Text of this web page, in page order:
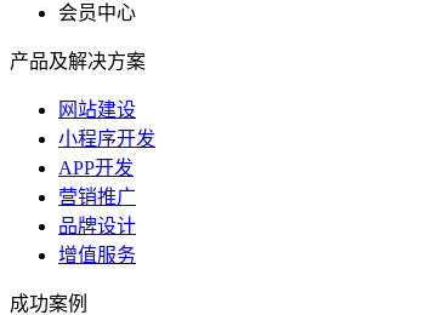
会员中心
产品及解决方案
网站建设
小程序开发
APP开发
营销推广
品牌设计
增值服务
成功案例